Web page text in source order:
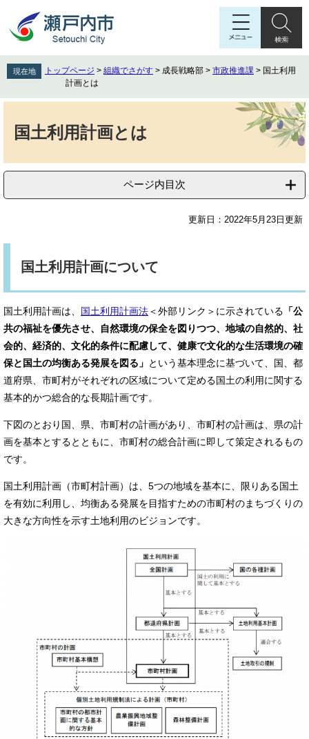
先
頭
を
飛
へ
現在地 トップページ > 組織でさがす > 成長戦略部 > 市政推進課 > 国土利用
計画とは
国土利用計画とは
ページ内目次
更新日：2022年5月23日更新
国土利用計画について
国土利用計画は、 国土利用計画法＜外部リンク＞ に示されている 「公
共の福祉を優先させ、自然環境の保全を図りつつ、地域の自然的、社
会的、経済的、文化的条件に配慮して、健康で文化的な生活環境の確
保と国土の均衡ある発展を図る」 という基本理念に基づいて、国、都
道府県、市町村がそれぞれの区域について定める国土の利用に関する
基本的かつ総合的な長期計画です。
下図のとおり国、県、市町村の計画があり、市町村の計画は、県の計
画を基本とするとともに、市町村の総合計画に即して策定されるもの
です。
国土利用計画（市町村計画）は、5つの地域を基本に、限りある国土
を有効に利用し、均衡ある発展を目指すための市町村のまちづくりの
大きな方向性を示す土地利用のビジョンです。